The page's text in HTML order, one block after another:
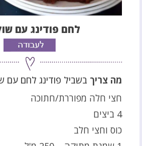
לחם פודינג עם
מה צריך בשביל פודינג לחם עם
חצי חלה מפוררת/חתוכה
4 ביצים
כוס וחצי חלב